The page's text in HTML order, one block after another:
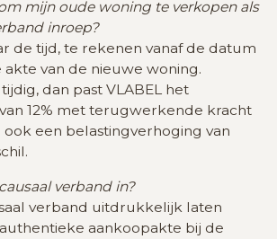
mijn oude woning te verkopen als
inroep?
de tijd, te rekenen vanaf de datum
van de nieuwe woning.
dan past VLABEL het
12% met terugwerkende kracht
een belastingverhoging van
verband in?
verband uitdrukkelijk laten
aankoopakte bij de